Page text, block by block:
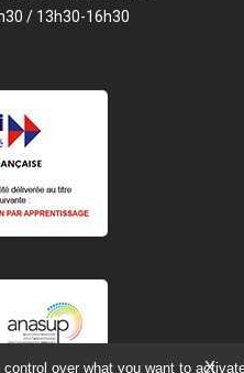
/ 13h30-16h30
X
over what you want to